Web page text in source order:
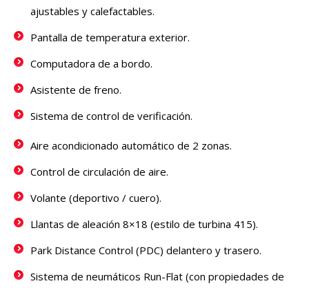
ajustables y calefactables.
Pantalla de temperatura exterior.
Computadora de a bordo.
Asistente de freno.
Sistema de control de verificación.
Aire acondicionado automático de 2 zonas.
Control de circulación de aire.
Volante (deportivo / cuero).
Llantas de aleación 8×18 (estilo de turbina 415).
Park Distance Control (PDC) delantero y trasero.
Sistema de neumáticos Run-Flat (con propiedades de